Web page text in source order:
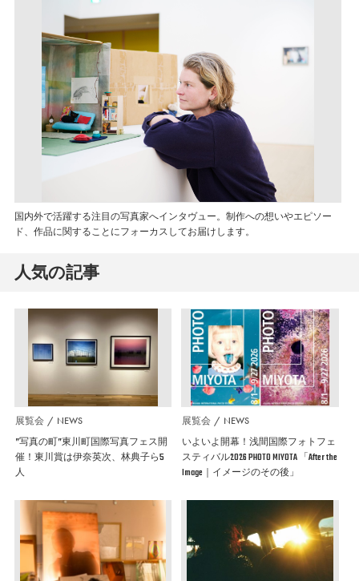
国内外で活躍する注目の写真家へインタヴュー。制作への想いやエピソー
ド、作品に関することにフォーカスしてお届けします。
人気の記事
展覧会 NEWS
”写真の町”東川町国際写真フェス開
催！東川賞は伊奈英次、林典子ら5
人
展覧会 NEWS
いよいよ開幕！浅間国際フォトフェ
スティバル2026 PHOTO MIYOTA 「After the
Image｜イメージのその後」